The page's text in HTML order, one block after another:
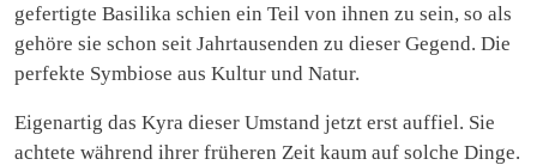
gefertigte Basilika schien ein Teil von ihnen zu sein, so als
gehöre sie schon seit Jahrtausenden zu dieser Gegend. Die
perfekte Symbiose aus Kultur und Natur.
Eigenartig das Kyra dieser Umstand jetzt erst auffiel. Sie
achtete während ihrer früheren Zeit kaum auf solche Dinge.